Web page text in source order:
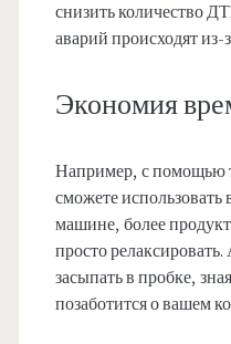
снизить количество
аварий происходят из-
Экономия
Например, с помощью
сможете использовать
машине, более
просто
засыпать в пробке,
позаботится о вашем